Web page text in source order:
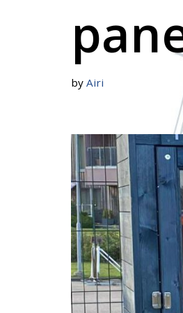
by Airi